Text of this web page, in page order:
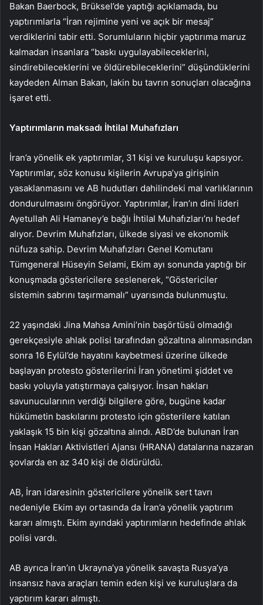
Bakan Baerbock, Brüksel’de yaptığı açıklamada, bu
yaptırımlarla “İran rejimine yeni ve açık bir mesaj”
verdiklerini tabir etti. Sorumluların hiçbir yaptırıma maruz
kalmadan insanlara “baskı uygulayabileceklerini,
sindirebileceklerini ve öldürebileceklerini” düşündüklerini
kaydeden Alman Bakan, lakin bu tavrın sonuçları olacağına
işaret etti.
Yaptırımların maksadı İhtilal Muhafızları
İran’a yönelik ek yaptırımlar, 31 kişi ve kuruluşu kapsıyor.
Yaptırımlar, söz konusu kişilerin Avrupa’ya girişinin
yasaklanmasını ve AB hudutları dahilindeki mal varlıklarının
dondurulmasını öngörüyor. Yaptırımlar, İran’ın dini lideri
Ayetullah Ali Hamaney’e bağlı İhtilal Muhafızları’nı hedef
alıyor. Devrim Muhafızları, ülkede siyasi ve ekonomik
nüfuza sahip. Devrim Muhafızları Genel Komutanı
Tümgeneral Hüseyin Selami, Ekim ayı sonunda yaptığı bir
konuşmada göstericilere seslenerek, “Göstericiler
sistemin sabrını taşırmamalı” uyarısında bulunmuştu.
22 yaşındaki Jina Mahsa Amini’nin başörtüsü olmadığı
gerekçesiyle ahlak polisi tarafından gözaltına alınmasından
sonra 16 Eylül’de hayatını kaybetmesi üzerine ülkede
başlayan protesto gösterilerini İran yönetimi şiddet ve
baskı yoluyla yatıştırmaya çalışıyor. İnsan hakları
savunucularının verdiği bilgilere göre, bugüne kadar
hükümetin baskılarını protesto için gösterilere katılan
yaklaşık 15 bin kişi gözaltına alındı. ABD’de bulunan İran
İnsan Hakları Aktivistleri Ajansı (HRANA) datalarına nazaran
şovlarda en az 340 kişi de öldürüldü.
AB, İran idaresinin göstericilere yönelik sert tavrı
nedeniyle Ekim ayı ortasında da İran’a yönelik yaptırım
kararı almıştı. Ekim ayındaki yaptırımların hedefinde ahlak
polisi vardı.
AB ayrıca İran’ın Ukrayna’ya yönelik savaşta Rusya’ya
insansız hava araçları temin eden kişi ve kuruluşlara da
yaptırım kararı almıştı.